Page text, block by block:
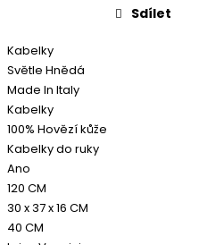
Kabelky
Světle Hnědá
Made In Italy
Kabelky
100% Hovězí kůže
Kabelky do ruky
Ano
120 CM
30 x 37 x 16 CM
40 CM
Sdílet